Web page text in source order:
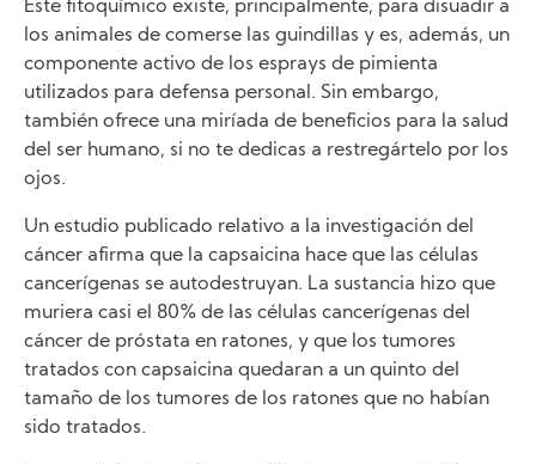
Este fitoquímico existe, principalmente, para disuadir a
los animales de comerse las guindillas y es, además, un
componente activo de los esprays de pimienta
utilizados para defensa personal. Sin embargo,
también ofrece una miríada de beneficios para la salud
del ser humano, si no te dedicas a restregártelo por los
ojos.
Un estudio publicado relativo a la investigación del
cáncer afirma que la capsaicina hace que las células
cancerígenas se autodestruyan. La sustancia hizo que
muriera casi el 80% de las células cancerígenas del
cáncer de próstata en ratones, y que los tumores
tratados con capsaicina quedaran a un quinto del
tamaño de los tumores de los ratones que no habían
sido tratados.